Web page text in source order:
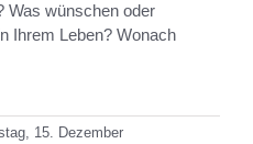
Was wünschen oder
Ihrem Leben? Wonach
15. Dezember